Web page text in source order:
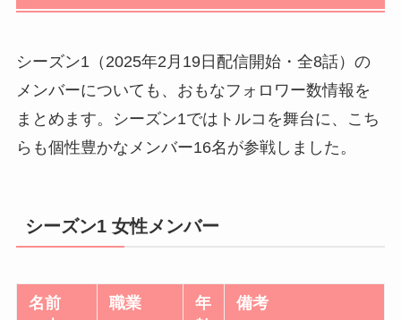
シーズン1（2025年2月19日配信開始・全8話）の
メンバーについても、おもなフォロワー数情報を
まとめます。シーズン1ではトルコを舞台に、こち
らも個性豊かなメンバー16名が参戦しました。
シーズン1 女性メンバー
名前
職業
年
備考